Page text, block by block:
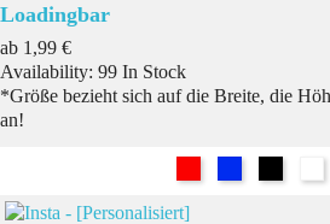
Loadingbar
ab Preis
1,99 €
Availability: 99 In Stock
*Größe bezieht sich auf die Breite, die
an!